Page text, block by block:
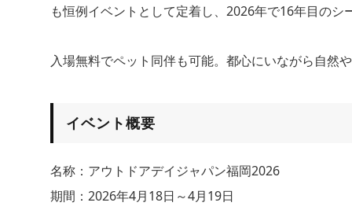
も恒例イベントとして定着し、2026年で16年目のシ
入場無料でペット同伴も可能。都心にいながら自然
イベント概要
名称：アウトドアデイジャパン福岡2026
期間：2026年4月18日～4月19日